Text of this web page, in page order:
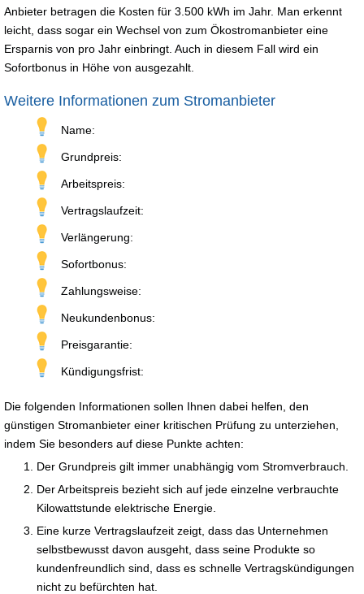
Anbieter betragen die Kosten für 3.500 kWh im Jahr. Man erkennt
leicht, dass sogar ein Wechsel von zum Ökostromanbieter eine
Ersparnis von pro Jahr einbringt. Auch in diesem Fall wird ein
Sofortbonus in Höhe von ausgezahlt.
Weitere Informationen zum Stromanbieter
Name:
Grundpreis:
Arbeitspreis:
Vertragslaufzeit:
Verlängerung:
Sofortbonus:
Zahlungsweise:
Neukundenbonus:
Preisgarantie:
Kündigungsfrist:
Die folgenden Informationen sollen Ihnen dabei helfen, den
günstigen Stromanbieter einer kritischen Prüfung zu unterziehen,
indem Sie besonders auf diese Punkte achten:
Der Grundpreis gilt immer unabhängig vom Stromverbrauch.
Der Arbeitspreis bezieht sich auf jede einzelne verbrauchte
Kilowattstunde elektrische Energie.
Eine kurze Vertragslaufzeit zeigt, dass das Unternehmen
selbstbewusst davon ausgeht, dass seine Produkte so
kundenfreundlich sind, dass es schnelle Vertragskündigungen
nicht zu befürchten hat.